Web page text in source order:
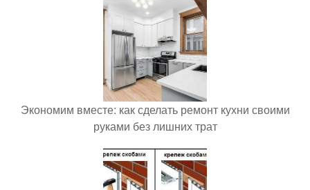
Экономим вместе: как сделать ремонт кухни своими
руками без лишних трат